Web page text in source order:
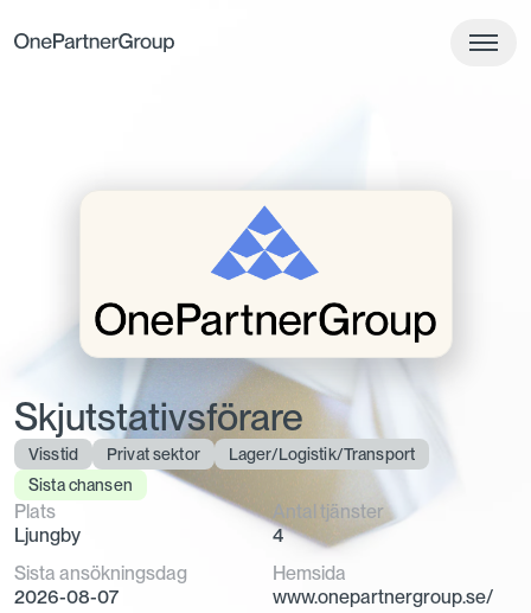
Skjutstativsförare
Visstid Privat sektor
Lager/Logistik/Transport
Sista chansen
Plats
Ljungby
Antal tjänster
4
Sista ansökningsdag
2026-08-07
Hemsida
www.onepartnergroup.se/